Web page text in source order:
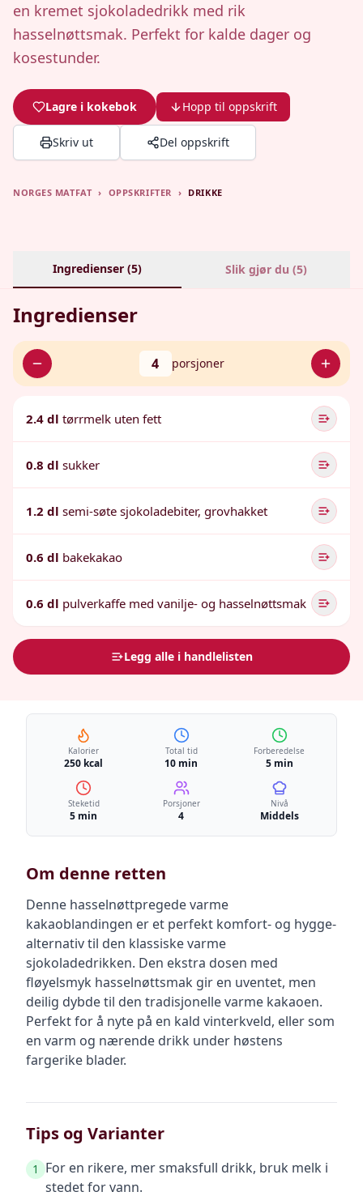
en kremet sjokoladedrikk med rik
hasselnøttsmak. Perfekt for kalde dager og
kosestunder.
Lagre i kokebok Hopp til oppskrift
Skriv ut Del oppskrift
NORGES MATFAT › OPPSKRIFTER › DRIKKE
Ingredienser (5) Slik gjør du (5)
Ingredienser
4 porsjoner
2.4 dl tørrmelk uten fett
0.8 dl sukker
1.2 dl semi-søte sjokoladebiter, grovhakket
0.6 dl bakekakao
0.6 dl pulverkaffe med vanilje- og hasselnøttsmak
Legg alle i handlelisten
Kalorier
250 kcal
Total tid
10 min
Forberedelse
5 min
Steketid
5 min
Porsjoner
4
Nivå
Middels
Om denne retten
Denne hasselnøttpregede varme
kakaoblandingen er et perfekt komfort- og hygge-
alternativ til den klassiske varme
sjokoladedrikken. Den ekstra dosen med
fløyelsmyk hasselnøttsmak gir en uventet, men
deilig dybde til den tradisjonelle varme kakaoen.
Perfekt for å nyte på en kald vinterkveld, eller som
en varm og nærende drikk under høstens
fargerike blader.
Tips og Varianter
1
For en rikere, mer smaksfull drikk, bruk melk i
stedet for vann.